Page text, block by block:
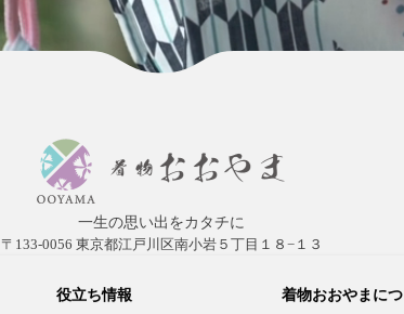
一生の思い出をカタチに
〒133-0056 東京都江戸川区南小岩５丁目１８−１３
役立ち情報 着物おおやまに